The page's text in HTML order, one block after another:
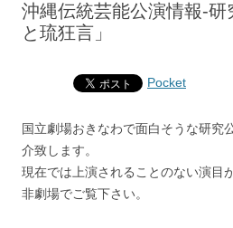
沖縄伝統芸能公演情報‐
と琉狂言」
Pocket
国立劇場おきなわで面白そうな研究
介致します。
現在では上演されることのない演目
非劇場でご覧下さい。